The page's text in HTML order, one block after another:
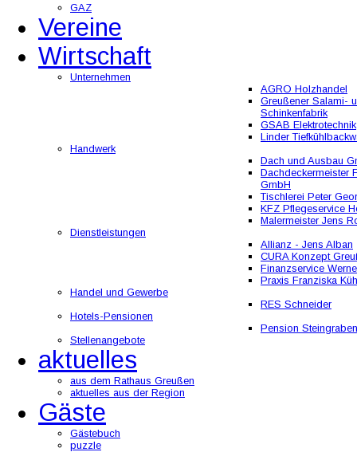
GAZ
Vereine
Wirtschaft
Unternehmen
AGRO Holzhandel
Greußener Salami-
Schinkenfabrik
GSAB Elektrotechnik
Linder
Handwerk
Dach und Ausbau
Dachdeckermeister
GmbH
Tischlerei Peter
KFZ Pflegeservice
Malermeister Jens
Dienstleistungen
Allianz - Jens Alban
CURA Konzept
Finanzservice
Praxis Franziska
Handel und Gewerbe
RES Schneider
Hotels-Pensionen
Pension Steingraben
Stellenangebote
aktuelles
aus dem Rathaus Greußen
aktuelles aus der Region
Gäste
Gästebuch
puzzle